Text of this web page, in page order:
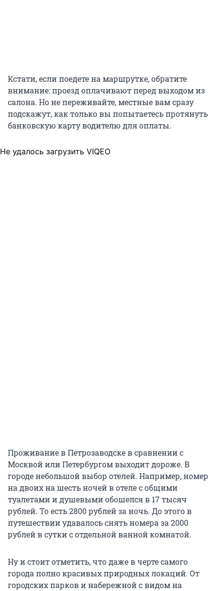
Кстати, если поедете на маршрутке, обратите
внимание: проезд оплачивают перед выходом из
салона. Но не переживайте, местные вам сразу
подскажут, как только вы попытаетесь протянуть
банковскую карту водителю для оплаты.
Не удалось загрузить VIQEO
Проживание в Петрозаводске в сравнении с
Москвой или Петербургом выходит дороже. В
городе небольшой выбор отелей. Например, номер
на двоих на шесть ночей в отеле с общими
туалетами и душевыми обошелся в 17 тысяч
рублей. То есть 2800 рублей за ночь. До этого в
путешествии удавалось снять номера за 2000
рублей в сутки с отдельной ванной комнатой.
Ну и стоит отметить, что даже в черте самого
города полно красивых природных локаций. От
городских парков и набережной с видом на